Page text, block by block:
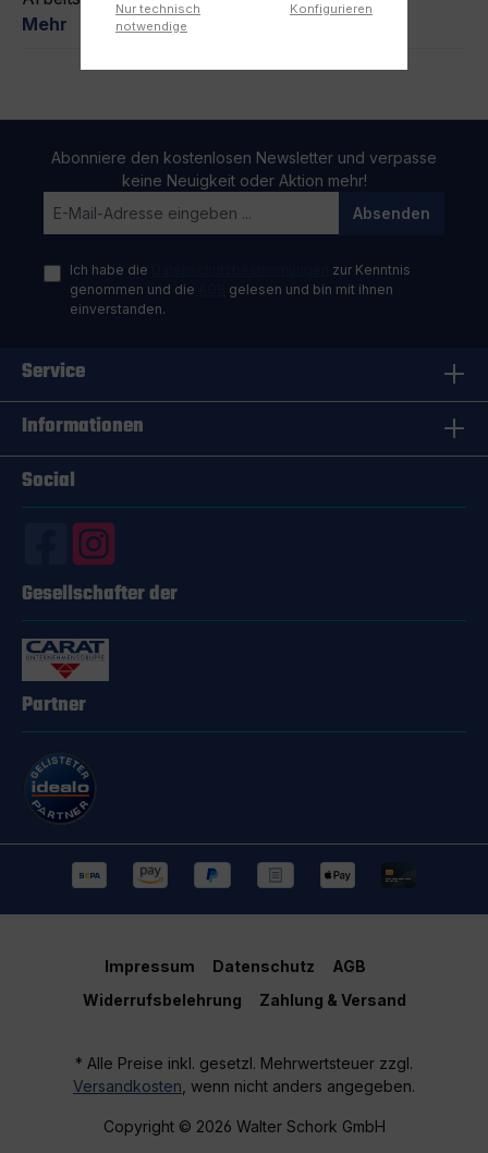
Mehr
Abonniere den kostenlosen Newsletter und verpasse
keine Neuigkeit oder Aktion mehr!
Absenden
Ich habe die
zur Kenntnis
genommen und die
gelesen und bin mit ihnen
einverstanden.
Service
Informationen
Social
Gesellschafter der
Partner
Impressum Datenschutz
AGB
Widerrufsbelehrung
Zahlung & Versand
* Alle Preise inkl. gesetzl. Mehrwertsteuer zzgl.
Versandkosten , wenn nicht anders angegeben.
Copyright © 2026 Walter Schork GmbH
Nur technisch
notwendige
Konfigurieren